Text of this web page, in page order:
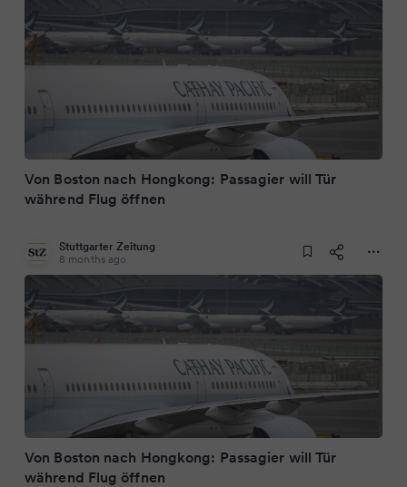
Von Boston nach Hongkong: Passagier will Tür
während Flug öffnen
Stuttgarter Zeitung
8 months ago
Von Boston nach Hongkong: Passagier will Tür
während Flug öffnen